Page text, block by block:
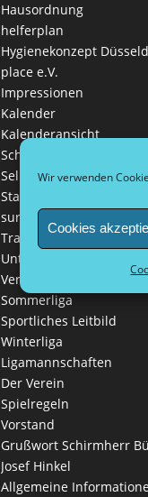
Wir verwenden
Cookies
Hausordnung
helferplan
Hygienekonzept
place e.V.
Impressionen
Kalender
Kalenderansicht
Schutzkonzept und
Selbstverpflichtung
Startseite
sur place & friends
Training bei Düsseldorf
Unterkünfte
Vereinskleidung
Sommerliga
Sportliches Leitbild
Winterliga
Ligamannschaften
Der Verein
Spielregeln
Vorstand
Grußwort Schirmherr
Josef Hinkel
Allgemeine